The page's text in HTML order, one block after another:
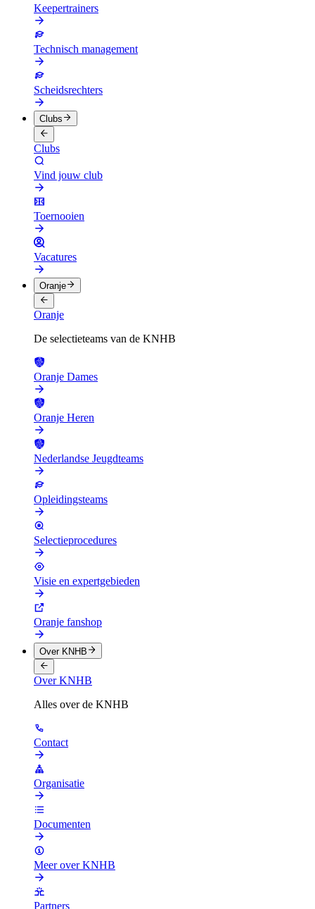
Keepertrainers
Technisch management
Scheidsrechters
Clubs
Clubs
Vind jouw club
Toernooien
Vacatures
Oranje
Oranje
De selectieteams van de KNHB
Oranje Dames
Oranje Heren
Nederlandse Jeugdteams
Opleidingsteams
Selectieprocedures
Visie en expertgebieden
Oranje fanshop
Over KNHB
Over KNHB
Alles over de KNHB
Contact
Organisatie
Documenten
Meer over KNHB
Partners